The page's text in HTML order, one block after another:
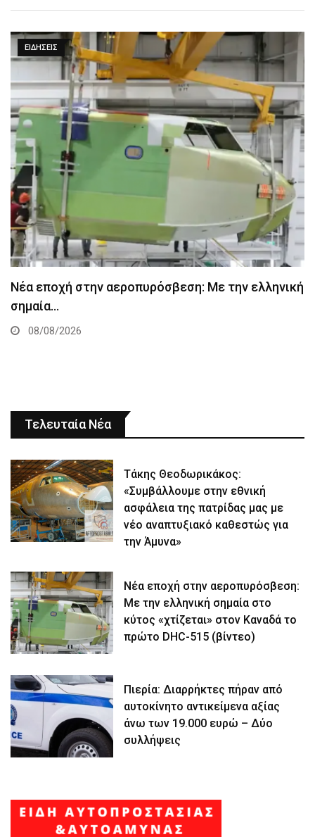
ΕΙΔΉΣΕΙΣ
Νέα εποχή στην αεροπυρόσβεση: Με την ελληνική
σημαία…
08/08/2026
Τελευταία Νέα
Τάκης Θεοδωρικάκος:
«Συμβάλλουμε στην εθνική
ασφάλεια της πατρίδας μας με
νέο αναπτυξιακό καθεστώς για
την Άμυνα»
Νέα εποχή στην αεροπυρόσβεση:
Με την ελληνική σημαία στο
κύτος «χτίζεται» στον Καναδά το
πρώτο DHC-515 (βίντεο)
Πιερία: Διαρρήκτες πήραν από
αυτοκίνητο αντικείμενα αξίας
άνω των 19.000 ευρώ – Δύο
συλλήψεις